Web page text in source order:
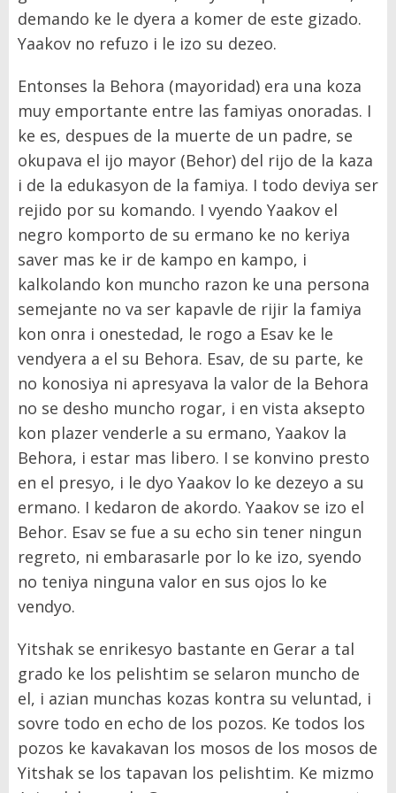
demando ke le dyera a komer de este gizado.
Yaakov no refuzo i le izo su dezeo.
Entonses la Behora (mayoridad) era una koza
muy emportante entre las famiyas onoradas. I
ke es, despues de la muerte de un padre, se
okupava el ijo mayor (Behor) del rijo de la kaza
i de la edukasyon de la famiya. I todo deviya ser
rejido por su komando. I vyendo Yaakov el
negro komporto de su ermano ke no keriya
saver mas ke ir de kampo en kampo, i
kalkolando kon muncho razon ke una persona
semejante no va ser kapavle de rijir la famiya
kon onra i onestedad, le rogo a Esav ke le
vendyera a el su Behora. Esav, de su parte, ke
no konosiya ni apresyava la valor de la Behora
no se desho muncho rogar, i en vista aksepto
kon plazer venderle a su ermano, Yaakov la
Behora, i estar mas libero. I se konvino presto
en el presyo, i le dyo Yaakov lo ke dezeyo a su
ermano. I kedaron de akordo. Yaakov se izo el
Behor. Esav se fue a su echo sin tener ningun
regreto, ni embarasarle por lo ke izo, syendo
no teniya ninguna valor en sus ojos lo ke
vendyo.
Yitshak se enrikesyo bastante en Gerar a tal
grado ke los pelishtim se selaron muncho de
el, i azian munchas kozas kontra su veluntad, i
sovre todo en echo de los pozos. Ke todos los
pozos ke kavakavan los mosos de los mosos de
Yitshak se los tapavan los pelishtim. Ke mizmo